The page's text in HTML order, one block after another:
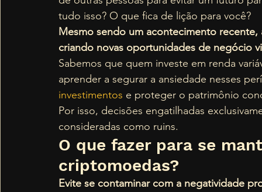
tudo isso? O que fica de lição para você?
Mesmo sendo um acontecimento
criando novas oportunidades de negócio
Sabemos que quem investe em renda
aprender a segurar a ansiedade nesses
investimentos e proteger o patrimônio
Por isso, decisões engatilhadas
consideradas como ruins.
O que fazer para se
criptomoedas?
Evite se contaminar com a negatividade